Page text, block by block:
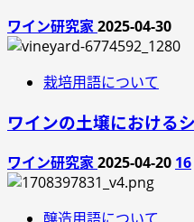
ワイン研究家2025-04-30
栽培用語について
ワインの土壌における
ワイン研究家2025-04-20 16
醸造用語について